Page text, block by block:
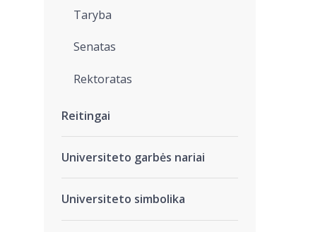
Taryba
Senatas
Rektoratas
Reitingai
Universiteto garbės nariai
Universiteto simbolika